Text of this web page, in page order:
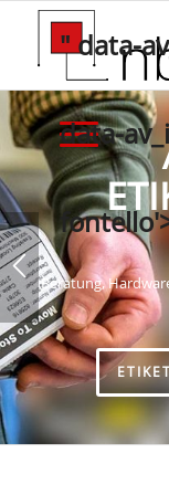
" data-
data-
Beratung,